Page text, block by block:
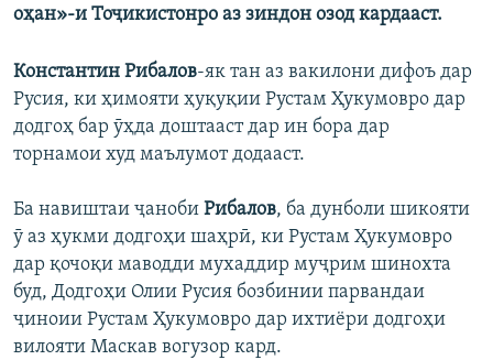
оҳан»-и Тоҷикистонро аз зиндон озод кардааст.
Константин Рибалов-як тан аз вакилони дифоъ дар
Русия, ки ҳимояти ҳуқуқии Рустам Ҳукумовро дар
додгоҳ бар ӯҳда доштааст дар ин бора дар
торнамои худ маълумот додааст.
Ба навиштаи ҷаноби Рибалов, ба дунболи шикояти
ӯ аз ҳукми додгоҳи шаҳрӣ, ки Рустам Ҳукумовро
дар қочоқи маводди мухаддир муҷрим шинохта
буд, Додгоҳи Олии Русия бозбинии парвандаи
ҷиноии Рустам Ҳукумовро дар ихтиёри додгоҳи
вилояти Маскав вогузор кард.